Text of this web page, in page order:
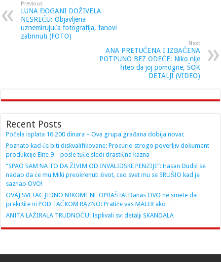
Previous
LUNA ĐOGANI DOŽIVELA
NESREĆU: Objavljena
uznemirujuća fotografija, fanovi
zabrinuti (FOTO)
Next
ANA PRETUČENA I IZBAČENA
POTPUNO BEZ ODEĆE: Niko nije
hteo da joj pomogne, ŠOK
DETALJI (VIDEO)
Recent Posts
Počela isplata 16.200 dinara – Ova grupa građana dobija novac
Poznato kad će biti diskvalifikovane: Procurio strogo poverljiv dokument
produkcije Elite 9 – posle tuče sledi drastična kazna
“SPAO SAM NA TO DA ŽIVIM OD INVALIDSKE PENZIJE”: Hasan Dudić se
nadao da će mu Miki preokrenuti život, ceo svet mu se SRUŠIO kad je
saznao OVO!
OVAJ SVETAC JEDNO NIKOME NE OPRAŠTA! Danas OVO ne smete da
prekršite ni POD TAČKOM RAZNO: Pratiće vas MALER ako…
ANITA LAŽIRALA TRUDNOĆU! Isplivali svi detalji SKANDALA